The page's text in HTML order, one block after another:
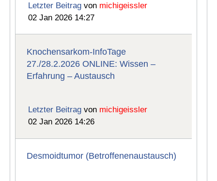
Letzter Beitrag von michigeissler
02 Jan 2026 14:27
Knochensarkom-InfoTage
27./28.2.2026 ONLINE: Wissen –
Erfahrung – Austausch
Letzter Beitrag von michigeissler
02 Jan 2026 14:26
Desmoidtumor (Betroffenenaustausch)